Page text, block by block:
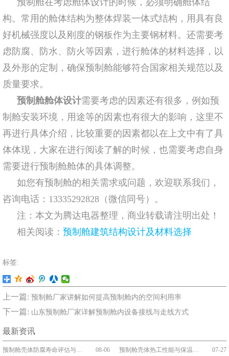
预制舱在考虑舱体设计的时候，必须明确舱体结
构。常用的舱体结构为整体焊装一体式结构，用具有良
好机械强度以及刚度的钢板作为主要钢材料。还需要考
虑防腐、防水、防火等因素，进行舱体的材料选择，以
及外形的定制，确保预制舱能够符合国家相关规范以及
质量要求。
预制舱舱体设计需要考虑的因素还有很多，例如预
制舱安装环境，用途等的因素也有很大的影响，这里不
再进行具体介绍，比较重要的因素都以在上文中有了具
体体现，大家在进行阅读了解的时候，也需要考虑自身
需要进行预制舱舱体的具体调整。
如您有预制舱的相关需求或问题，欢迎联系我们，
咨询电话：13335292828（微信同号）。
注：本文为腾达电器整理，商业转载请注明出处！
相关阅读： 预制舱建筑结构设计及材料选择
标签:
上一篇: 预制舱厂家讲解如何提高预制舱内的空间利用率
下一篇: 山东预制舱厂家详解预制舱内设备接线与走线方式
最新资讯
预制舱壳体防腐寿命评估与维护 08-06 预制舱壳体热工性能与保温构造 07-27